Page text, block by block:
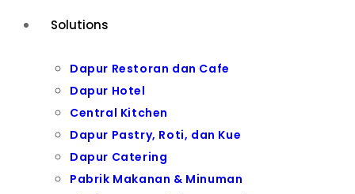
Solutions
Dapur Restoran dan Cafe
Dapur Hotel
Central Kitchen
Dapur Pastry, Roti, dan Kue
Dapur Catering
Pabrik Makanan & Minuman